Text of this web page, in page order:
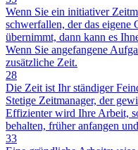
Wenn Sie ein initiativer
schwerfallen, der das eigene
übernimmt, dann kann es
Wenn Sie angefangene
zusätzliche Zeit.
28
Die Zeit ist Ihr ständiger
Stetige Zeitmanager, der
Effizienter wird Ihre Arbeit,
behalten, früher anfangen
33